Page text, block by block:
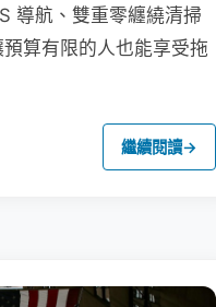
導航、雙重零纏繞清掃
算有限的人也能享受拖
繼續閱讀→